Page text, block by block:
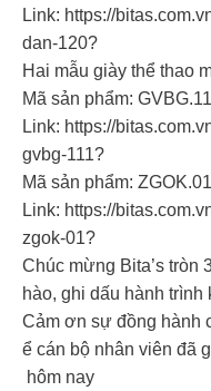
Link: https://
dan-120?
Hai mẫu giày thể thao
Mã sản phẩm:
Link: https://
gvbg-111?
Mã sản phẩm: ZGOK.01
Link: https://
zgok-01?
Chúc mừng Bita’s tròn
hào, ghi dấu hành
Cảm ơn sự đồng hành
ể cán bộ nhân viên đã
hôm nay